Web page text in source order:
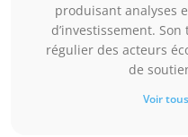
produisant analyses
d’investissement.
régulier des acteurs
de
Voir